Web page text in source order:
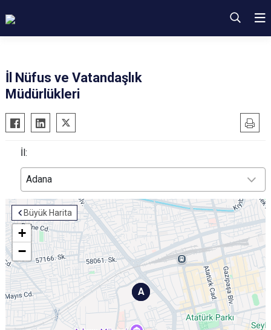
İl Nüfus ve Vatandaşlık
Müdürlükleri
İl:
Adana
Büyük Harita
A
A
+
−